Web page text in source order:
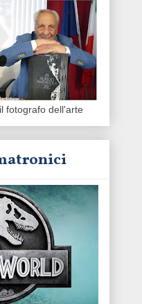
fotografo dell'arte